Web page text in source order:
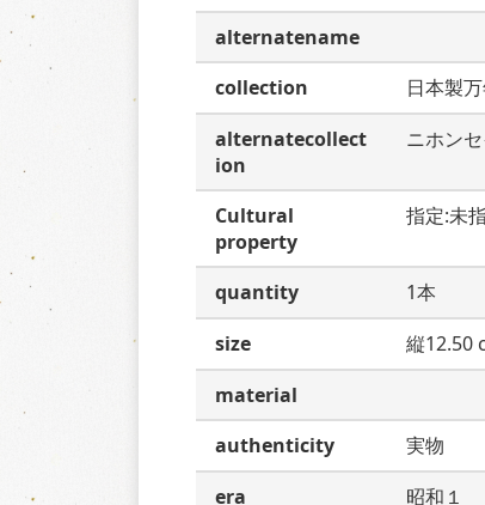
alternatename
collection
日本製
alternatecollect
ion
ニホン
Cultural
property
指定:未
quantity
1本
size
縦12.50
material
authenticity
実物
era
昭和１